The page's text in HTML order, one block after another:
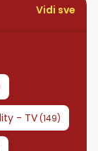
Vidi sve
- TV(149)